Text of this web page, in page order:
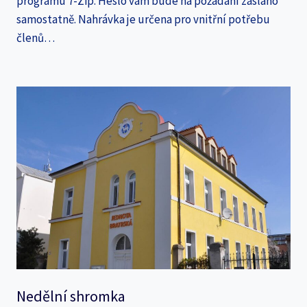
samostatně. Nahrávka je určena pro vnitřní potřebu
členů…
Nedělní shromka